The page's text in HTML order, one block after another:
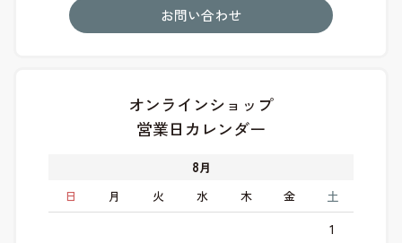
お問い合わせ
オンラインショップ
営業日カレンダー
8月
日
月 火 水 木 金 土
1